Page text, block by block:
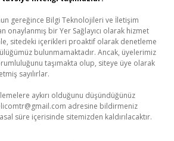
gereğince Bilgi Teknolojileri ve İletişim
onaylanmış bir Yer Sağlayıcı olarak hizmet
sitedeki içerikleri proaktif olarak denetleme
bulunmamaktadır. Ancak, üyelerimiz
taşımakta olup, siteye üye olarak
sayılırlar.
aykırı olduğunu düşündüğünüz
adresine bildirmeniz
süre içerisinde sitemizden kaldırılacaktır.